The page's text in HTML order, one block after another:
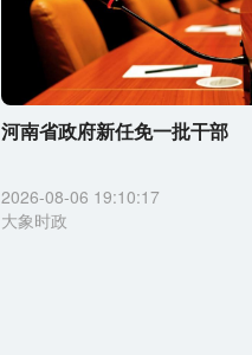
河南省政府新任免一批干部
2026-08-06 19:10:17
大象时政